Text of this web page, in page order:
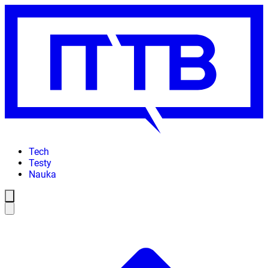
Tech
Testy
Nauka